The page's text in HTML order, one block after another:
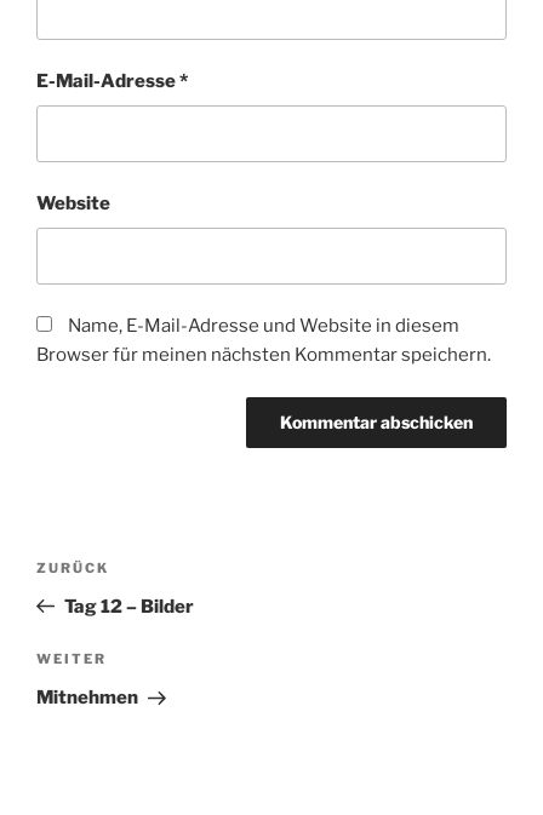
E-Mail-Adresse*
Website
Name, E-Mail-Adresse und Website in diesem
Browser für meinen nächsten Kommentar speichern.
Beitragsnavigation
Vorheriger
Beitrag
ZURÜCK
Tag 12 – Bilder
Nächster
Beitrag
WEITER
Mitnehmen